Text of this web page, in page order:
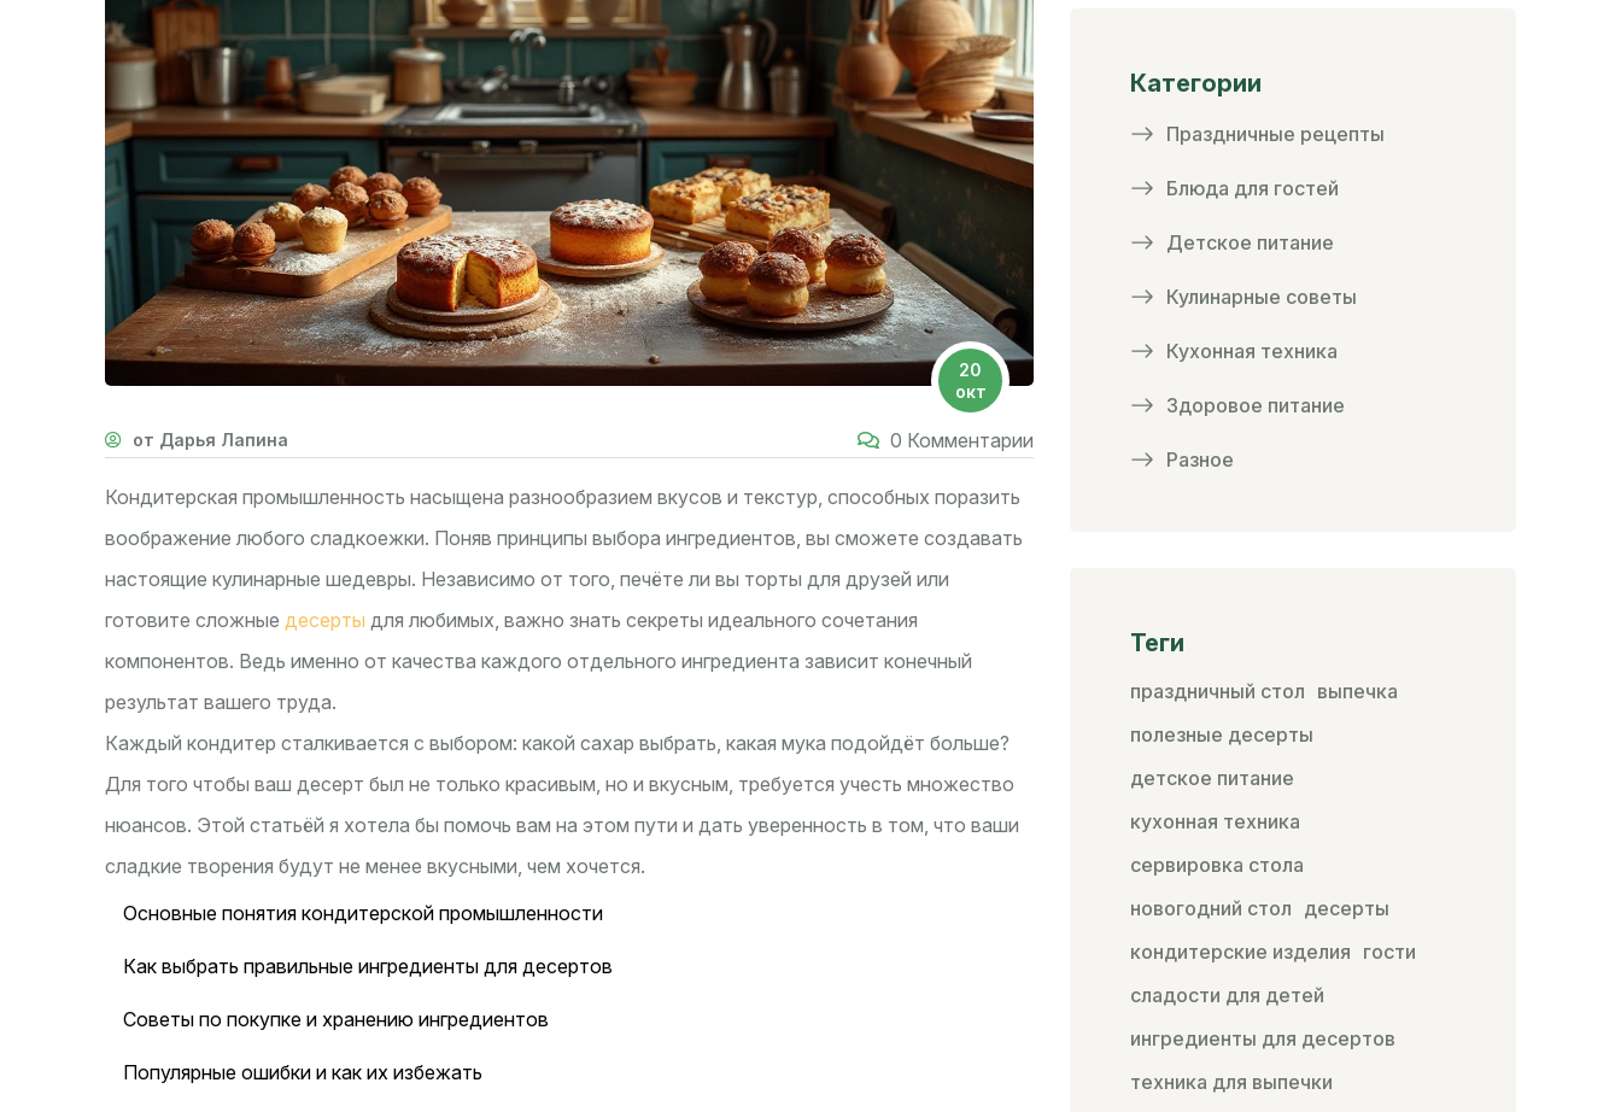
20
окт
от Дарья Лапина 0 Комментарии
Кондитерская промышленность насыщена разнообразием вкусов и текстур, способных поразить
воображение любого сладкоежки. Поняв принципы выбора ингредиентов, вы сможете создавать
настоящие кулинарные шедевры. Независимо от того, печёте ли вы торты для друзей или
готовите сложные десерты для любимых, важно знать секреты идеального сочетания
компонентов. Ведь именно от качества каждого отдельного ингредиента зависит конечный
результат вашего труда.
Каждый кондитер сталкивается с выбором: какой сахар выбрать, какая мука подойдёт больше?
Для того чтобы ваш десерт был не только красивым, но и вкусным, требуется учесть множество
нюансов. Этой статьёй я хотела бы помочь вам на этом пути и дать уверенность в том, что ваши
сладкие творения будут не менее вкусными, чем хочется.
Основные понятия кондитерской промышленности
Как выбрать правильные ингредиенты для десертов
Советы по покупке и хранению ингредиентов
Популярные ошибки и как их избежать
Категории
Праздничные рецепты
Блюда для гостей
Детское питание
Кулинарные советы
Кухонная техника
Здоровое питание
Разное
Теги
праздничный стол выпечка
полезные десерты
детское питание
кухонная техника
сервировка стола
новогодний стол десерты
кондитерские изделия гости
сладости для детей
ингредиенты для десертов
техника для выпечки